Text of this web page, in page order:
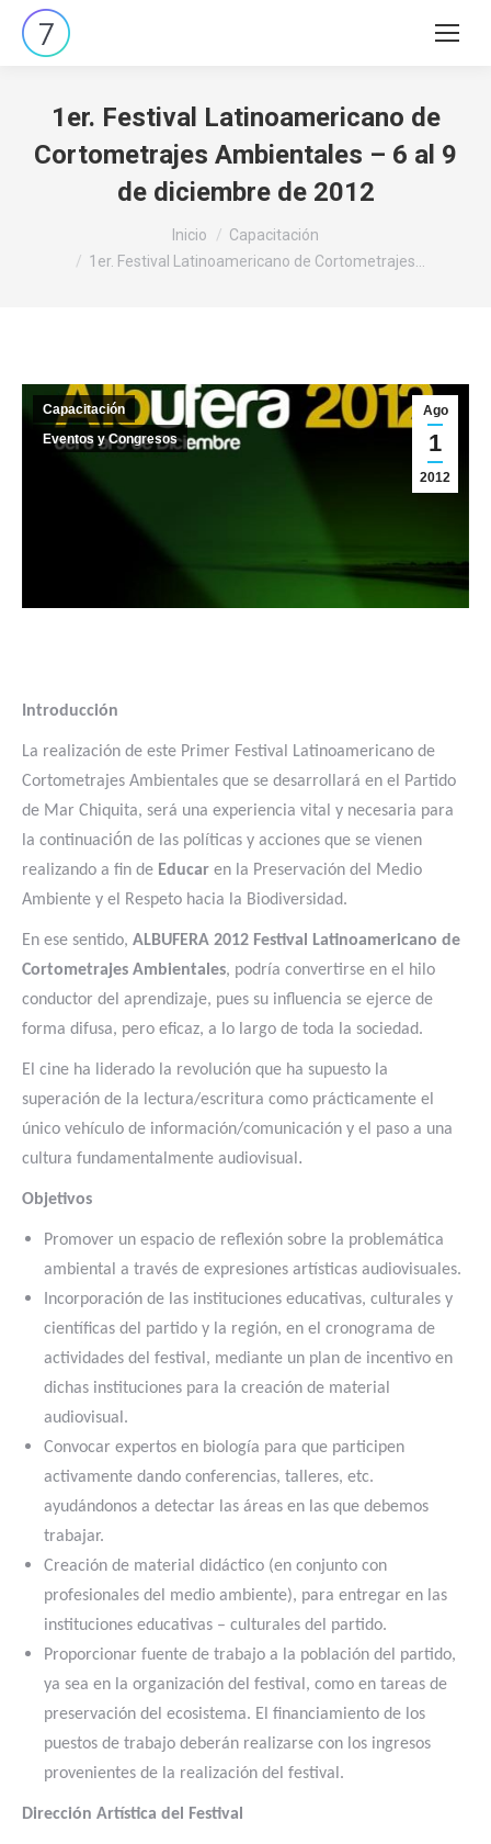
Buscar:
1er. Festival Latinoamericano de
Cortometrajes Ambientales – 6 al 9
de diciembre de 2012
Inicio
Capacitación
1er. Festival Latinoamericano de Cortometrajes…
Ago
1
2012
Capacitación
Eventos y Congresos
Introducción
La realización de este Primer Festival Latinoamericano de
Cortometrajes Ambientales que se desarrollará en el Partido
de Mar Chiquita, será una experiencia vital y necesaria para
la continuación de las políticas y acciones que se vienen
realizando a fin de Educar en la Preservación del Medio
Ambiente y el Respeto hacia la Biodiversidad.
En ese sentido, ALBUFERA 2012 Festival Latinoamericano de
Cortometrajes Ambientales, podría convertirse en el hilo
conductor del aprendizaje, pues su influencia se ejerce de
forma difusa, pero eficaz, a lo largo de toda la sociedad.
El cine ha liderado la revolución que ha supuesto la
superación de la lectura/escritura como prácticamente el
único vehículo de información/comunicación y el paso a una
cultura fundamentalmente audiovisual .
Objetivos
Promover un espacio de reflexión sobre la problemática
ambiental a través de expresiones artísticas audiovisuales.
Incorporación de las instituciones educativas, culturales y
científicas del partido y la región, en el cronograma de
actividades del festival, mediante un plan de incentivo en
dichas instituciones para la creación de material
audiovisual.
Convocar expertos en biología para que participen
activamente dando conferencias, talleres, etc.
ayudándonos a detectar las áreas en las que debemos
trabajar.
Creación de material didáctico (en conjunto con
profesionales del medio ambiente), para entregar en las
instituciones educativas – culturales del partido.
Proporcionar fuente de trabajo a la población del partido,
ya sea en la organización del festival, como en tareas de
preservación del ecosistema. El financiamiento de los
puestos de trabajo deberán realizarse con los ingresos
provenientes de la realización del festival.
Dirección Artística del Festival